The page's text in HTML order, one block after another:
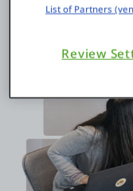
List of Partners
Review